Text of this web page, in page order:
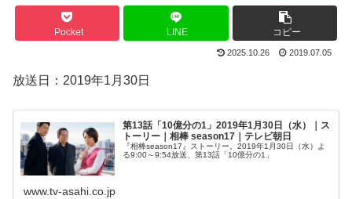
Pocket LINE コピー
2025.10.26 2019.07.05
放送日：2019年1月30日
第13話「10億分の1」2019年1月30日（水）｜ス
トーリー｜相棒 season17｜テレビ朝日
『相棒season17』ストーリー。2019年1月30日（水）よ
る9:00～9:54放送、第13話「10億分の1」
www.tv-asahi.co.jp